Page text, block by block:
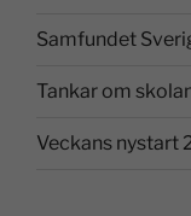
Samfundet
Tankar om
Veckans nystart